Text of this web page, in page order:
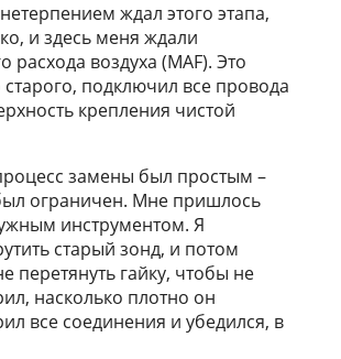
ждал этого этапа,
и здесь меня ждали
воздуха (MAF). Это
подключил все провода
крепления чистой
замены был простым –
ограничен. Мне пришлось
инструментом. Я
старый зонд, и потом
перетянуть гайку, чтобы не
насколько плотно он
все соединения и убедился, в